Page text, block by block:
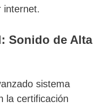
internet.
Sonido de Alta
sistema
la certificación